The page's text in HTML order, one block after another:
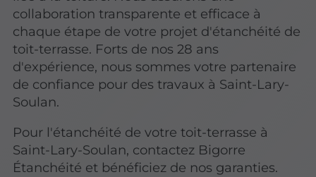
collaboration transparente et efficace à
chaque étape de votre projet d'étanchéité de
toit-terrasse. Forts de nos 28 ans
d'expérience, nous sommes votre partenaire
de confiance pour des travaux à Saint-Lary-
Soulan.
Pour l'étanchéité de votre toit-terrasse à
Saint-Lary-Soulan, contactez Bigorre
Étanchéité et bénéficiez de nos garanties.